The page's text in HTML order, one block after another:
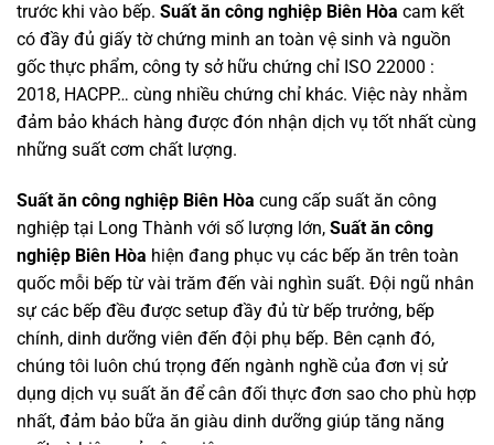
trước khi vào bếp. Suất ăn công nghiệp Biên Hòa cam kết
có đầy đủ giấy tờ chứng minh an toàn vệ sinh và nguồn
gốc thực phẩm, công ty sở hữu chứng chỉ ISO 22000 :
2018, HACPP… cùng nhiều chứng chỉ khác. Việc này nhằm
đảm bảo khách hàng được đón nhận dịch vụ tốt nhất cùng
những suất cơm chất lượng.
Suất ăn công nghiệp Biên Hòa cung cấp suất ăn công
nghiệp tại Long Thành với số lượng lớn, Suất ăn công
nghiệp Biên Hòa hiện đang phục vụ các bếp ăn trên toàn
quốc mỗi bếp từ vài trăm đến vài nghìn suất. Đội ngũ nhân
sự các bếp đều được setup đầy đủ từ bếp trưởng, bếp
chính, dinh dưỡng viên đến đội phụ bếp. Bên cạnh đó,
chúng tôi luôn chú trọng đến ngành nghề của đơn vị sử
dụng dịch vụ suất ăn để cân đối thực đơn sao cho phù hợp
nhất, đảm bảo bữa ăn giàu dinh dưỡng giúp tăng năng